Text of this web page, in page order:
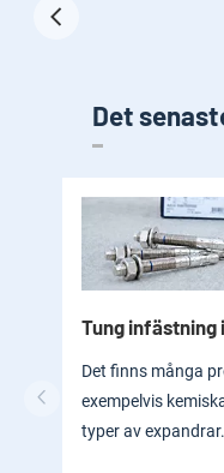
Det
Tung infästning
Det finns många
exempelvis
typer av